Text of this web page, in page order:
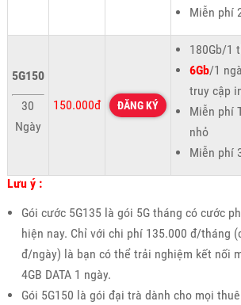
Miễn phí
5G150
30
Ngày
150.000đ ĐĂNG KÝ
180Gb/1
6Gb/1
truy cập
Miễn phí
nhỏ
Miễn phí
Lưu ý :
Gói cước 5G135 là gói 5G tháng có cước
hiện nay. Chỉ với chi phí 135.000 đ/tháng
đ/ngày) là bạn có thể trải nghiệm kết nối
4GB DATA 1 ngày.
Gói 5G150 là gói đại trà dành cho mọi